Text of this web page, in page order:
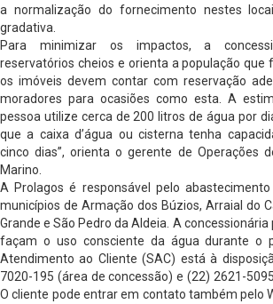
a normalização do fornecimento nestes
gradativa.
Para minimizar os impactos, a
reservatórios cheios e orienta a população que
os imóveis devem contar com reservação
moradores para ocasiões como esta. A
pessoa utilize cerca de 200 litros de água por
que a caixa d’água ou cisterna tenha
cinco dias”, orienta o gerente de Operações
Marino.
A Prolagos é responsável pelo
municípios de Armação dos Búzios, Arraial do
Grande e São Pedro da Aldeia. A
façam o uso consciente da água durante o
Atendimento ao Cliente (SAC) está à
7020-195 (área de concessão) e (22) 2621-
O cliente pode entrar em contato também pelo